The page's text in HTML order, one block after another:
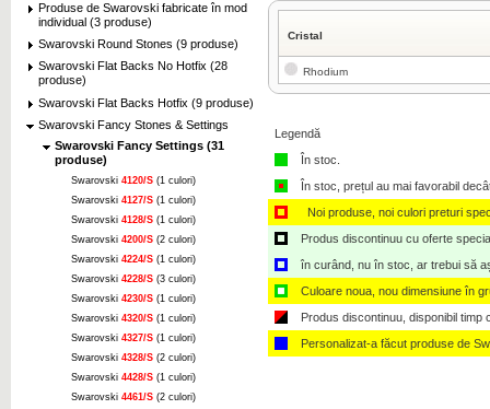
Produse de Swarovski fabricate în mod
individual (3 produse)
Swarovski Round Stones (9 produse)
Swarovski Flat Backs No Hotfix (28
produse)
Swarovski Flat Backs Hotfix (9 produse)
Swarovski Fancy Stones & Settings
Swarovski Fancy Settings (31
produse)
Swarovski 4120/S (1 culori)
Swarovski 4127/S (1 culori)
Swarovski 4128/S (1 culori)
Swarovski 4200/S (2 culori)
Swarovski 4224/S (1 culori)
Swarovski 4228/S (3 culori)
Swarovski 4230/S (1 culori)
Swarovski 4320/S (1 culori)
Swarovski 4327/S (1 culori)
Swarovski 4328/S (2 culori)
Swarovski 4428/S (1 culori)
Swarovski 4461/S (2 culori)
Cristal
Rhodium
Legendă
În stoc.
În stoc, prețul au mai favorabil
Noi produse, noi culori preturi
Produs discontinuu cu oferte
în curând, nu în stoc, ar trebui să
Culoare noua, nou dimensiune în
Produs discontinuu, disponibil timp
Personalizat-a făcut produse de